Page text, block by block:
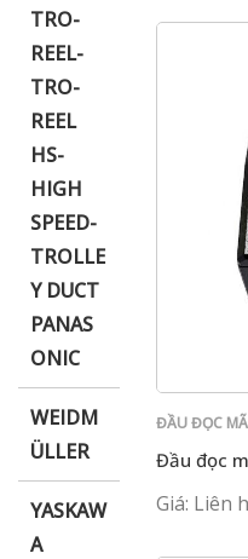
TRO-
REEL-
TRO-
REEL
HS-
HIGH
SPEED-
TROLLE
Y DUCT
PANAS
ONIC
WEIDM
ÜLLER
YASKAW
A
ĐẦU ĐỌC MÃ
Đầu đọc
Giá: Liên